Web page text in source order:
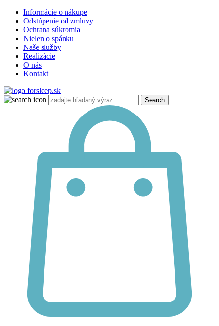
Informácie o nákupe
Odstúpenie od zmluvy
Ochrana súkromia
Nielen o spánku
Naše služby
Realizácie
O nás
Kontakt